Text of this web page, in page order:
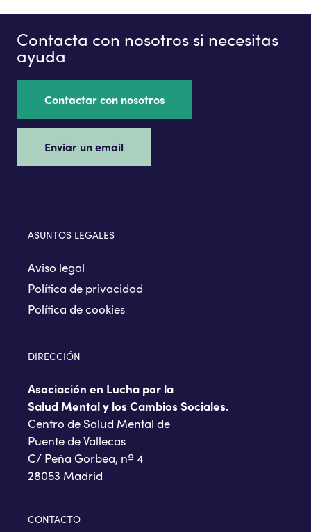
Contacta con nosotros si necesitas
ayuda
Contactar con nosotros
Enviar un email
ASUNTOS LEGALES
Aviso legal
Política de privacidad
Política de cookies
DIRECCIÓN
Asociación en Lucha por la
Salud Mental y los Cambios Sociales.
Centro de Salud Mental de
Puente de Vallecas
C/ Peña Gorbea, nº 4
28053 Madrid
CONTACTO